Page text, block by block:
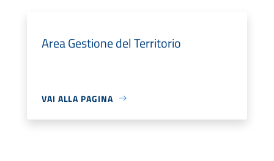
Area Gestione del Territorio
VAI ALLA PAGINA